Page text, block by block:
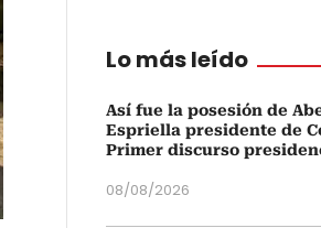
Lo más leído
Así fue la posesión de
Espriella presidente de
Primer discurso
08/08/2026